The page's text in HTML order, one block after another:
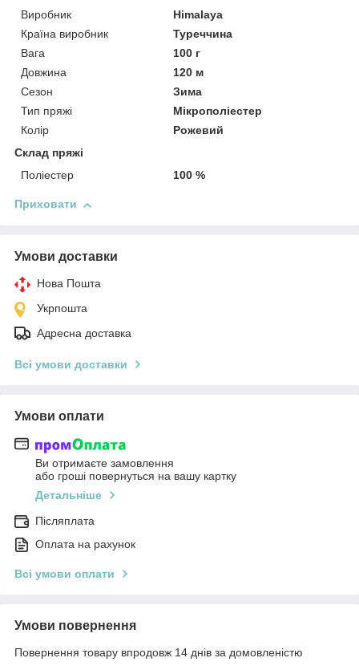
Виробник
Himalaya
Країна виробник
Туреччина
Вага
100 г
Довжина
120 м
Сезон
Зима
Тип пряжі
Мікрополіестер
Колір
Рожевий
Склад пряжі
Поліестер
100 %
Приховати
Умови доставки
Нова Пошта
Укрпошта
Адресна доставка
Всі умови доставки
Умови оплати
Ви отримаєте замовлення
або гроші повернуться на вашу картку
Детальніше
Післяплата
Оплата на рахунок
Всі умови оплати
Умови повернення
Повернення товару впродовж 14 днів за домовленістю